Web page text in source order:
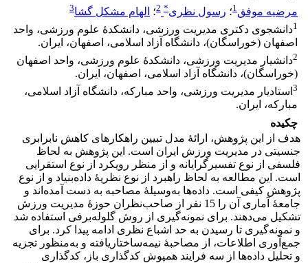
مرضیه موفق1؛ رسول نظری*
2؛ الهام مشکل گشا3
1دانشجوی دکتری مدیریت ورزشی، دانشکدۀ علوم ورزشی، واحد
اصفهان (خوراسگان)، دانشگاه آزاد اسلامی، اصفهان، ایران.
2دانشیار مدیریت ورزشی، دانشکدۀ علوم ورزشی، واحد اصفهان
(خوراسگان)، دانشگاه آزاد اسلامی، اصفهان، ایران.
3 استادیار مدیریت ورزشی، واحد مبارکه، دانشگاه آزاد اسلامی،
مبارکه، ایران.
چکیده
هدف از این پژوهش، ارائۀ مدل تبیین راهکارهای کاهش نابرابری
جنسیتی در مدیریت ورزش ایران است. این پژوهش به لحاظ
فلسفی از نوع تفسیرگرایانه و از منظر رویکرد از نوع استقرایی
است. این مطالعه به لحاظ راهبرد از نوع نظریۀ داده‌بنیاد و از نوع
پژوهش کیفی است. داده‌ها به‌وسیلۀ مصاحبه به دست آمده‌اند و
جامعۀ آماری آن را 15 نفر از صاحب‌نظران حوزۀ مدیریت ورزش
تشکیل می‌دهند. برای نمونه‌گیری از روش گلوله‌برفی استفاده شد
و نمونه‌گیری تا رسیدن به حد اشباع نظری ادامه پیدا کرد. برای
جمع‌آوری اطلاعات، از مصاحبۀ نیمه‌ساختاریافته و به‌منظور تجزیه
و تحلیل داده‌ها از سه فرایند همپوش کدگذاری باز، کدگذاری